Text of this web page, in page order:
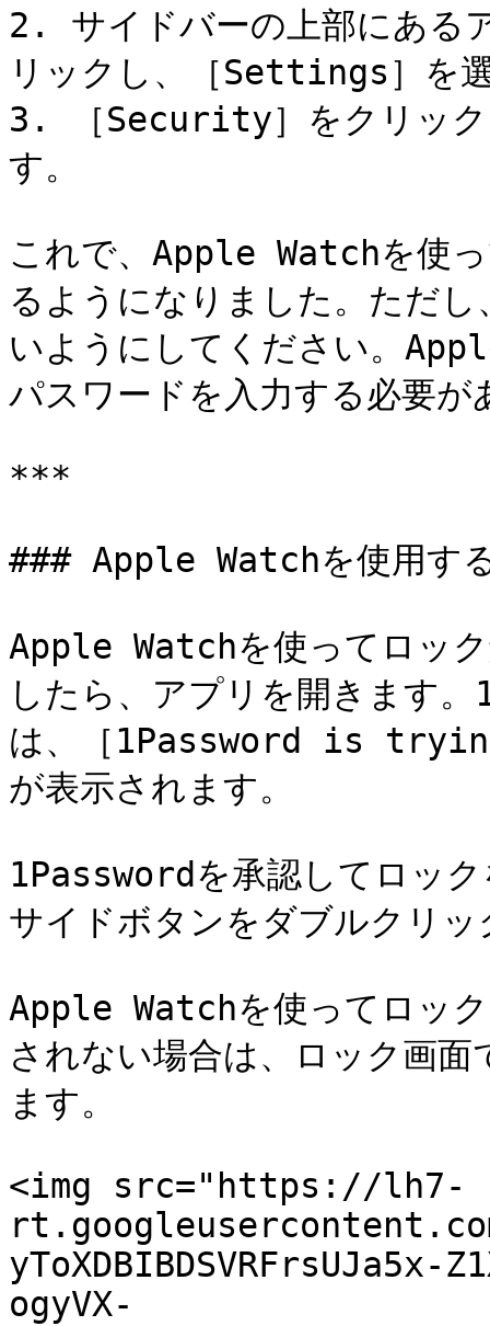
2. サイドバーの上部にある
リックし、［Settings］を
3. ［Security］をクリック
す。
これで、Apple Watchを使
るようになりました。ただ
いようにしてください。
パスワードを入力する必要が
***
### Apple Watchを使用す
Apple Watchを使ってロッ
したら、アプリを開きます
は、［1Password is
が表示されます。
1Passwordを承認してロッ
サイドボタンをダブルクリッ
Apple Watchを使ってロッ
されない場合は、ロック画
ます。
<img src="https://lh7-
yToXDBIBDSVRFrsUJa5x-
ogyVX-